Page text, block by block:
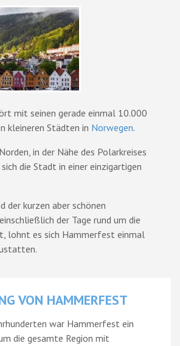
mit seinen gerade einmal 10.000
kleineren Städten in Norwegen.
in der Nähe des Polarkreises
die Stadt in einer einzigartigen
der kurzen aber schönen
der Tage rund um die
lohnt es sich Hammerfest einmal
VON HAMMERFEST
war Hammerfest ein
die gesamte Region mit